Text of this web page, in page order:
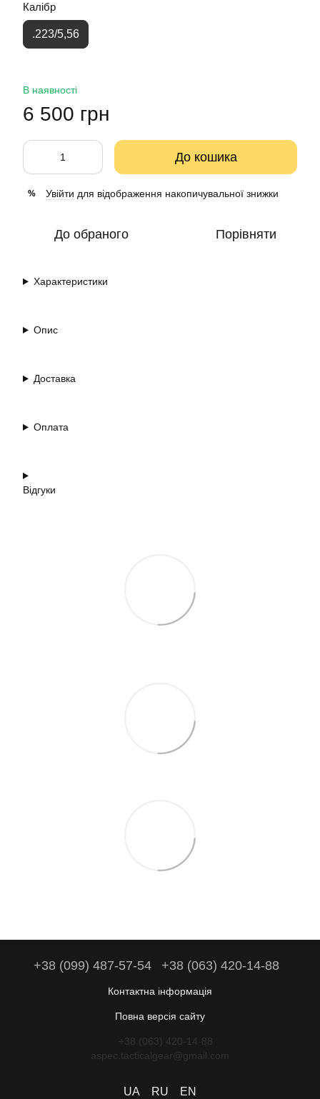
Калібр
.223/5,56
В наявності
6 500 грн
До кошика
% Увійти для відображення накопичувальної знижки
До обраного Порівняти
Характеристики
Опис
Доставка
Оплата
Відгуки
+38 (099) 487-57-54 +38 (063) 420-14-88
Контактна інформація
Повна версія сайту
+38 (063) 420-14-88
aspec.tacticalgear@gmail.com
UA RU EN